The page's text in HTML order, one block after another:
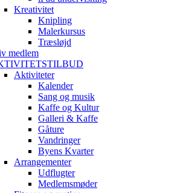
Kreativitet
Knipling
Malerkursus
Træsløjd
medlem
Aktiviteter
Kalender
Sang og musik
Kaffe og Kultur
Galleri & Kaffe
Gåture
Vandringer
Byens Kvarter
Arrangementer
Udflugter
Medlemsmøder